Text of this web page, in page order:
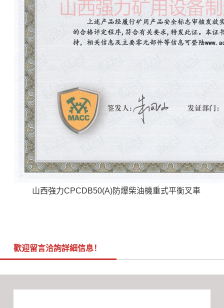
山西強力CPCDB50(A)防爆柴油機重式平衡叉車
歡迎留言洽詢詳細信息！